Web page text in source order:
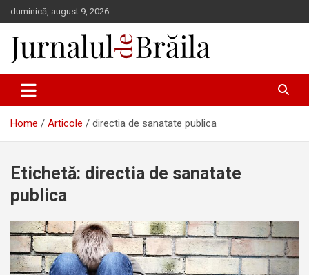
Skip
to
content
duminică, august 9, 2026
Jurnalul de Brăila
Home Articole directia de sanatate publica
Etichetă: directia de sanatate
publica